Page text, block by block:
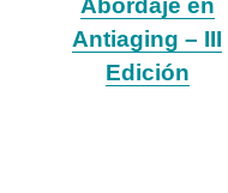
Abordaje en
Antiaging – III
Edición